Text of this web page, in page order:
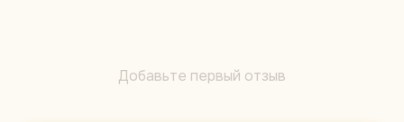
Добавьте первый отзыв